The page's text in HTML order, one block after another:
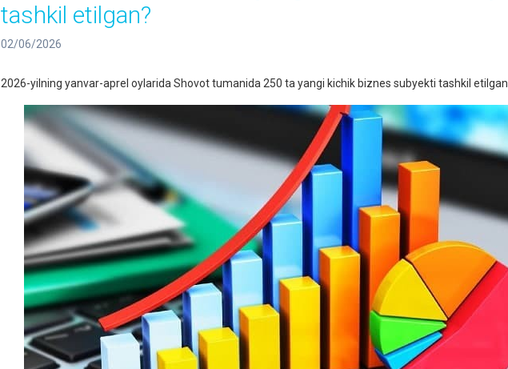
tashkil etilgan?
02/06/2026
2026-yilning yanvar-aprel oylarida Shovot tumanida 250 ta yangi kichik biznes subyekti tashkil etilgan.